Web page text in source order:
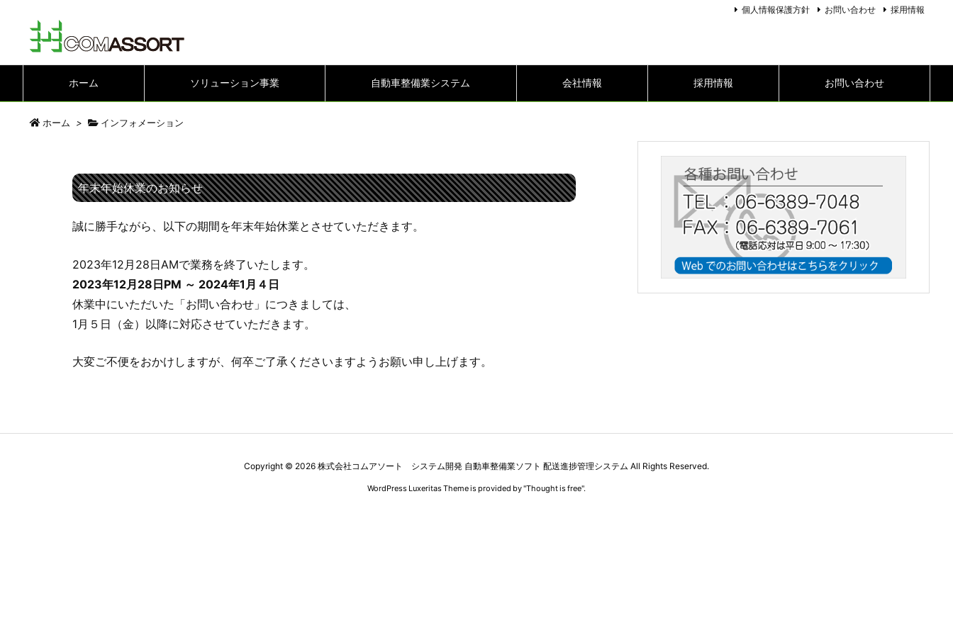
ホーム ソリューション事業 自動車整備業システム 会社情報 採用情報 お問い合わせ
個人情報保護方針 お問い合わせ 採用情報
ホーム > インフォメーション
年末年始休業のお知らせ
誠に勝手ながら、以下の期間を年末年始休業とさせていただきます。
2023年12月28日AMで業務を終了いたします。
2023年12月28日PM ～ 2024年1月４日
休業中にいただいた「お問い合わせ」につきましては、
1月５日（金）以降に対応させていただきます。
大変ご不便をおかけしますが、何卒ご了承くださいますようお願い申し上げます。
Copyright © 2026 株式会社コムアソート システム開発 自動車整備業ソフト 配送進捗管理システム All Rights Reserved.
WordPress Luxeritas Theme is provided by "Thought is free".